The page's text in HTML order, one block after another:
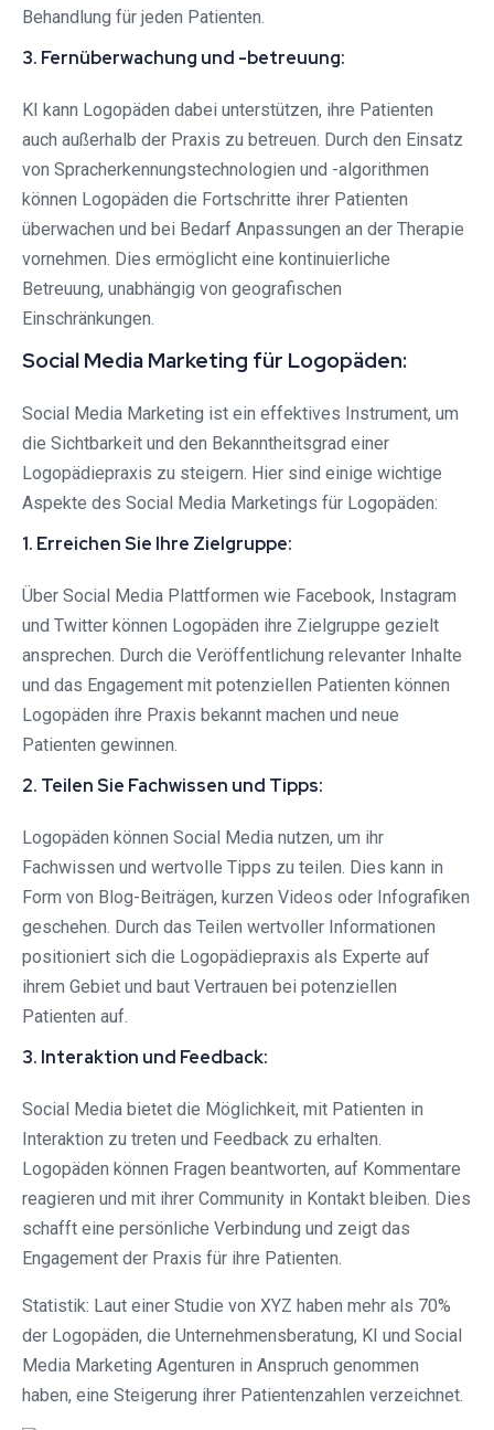
Behandlung für jeden Patienten.
3. Fernüberwachung und -betreuung:
KI kann Logopäden dabei unterstützen, ihre Patienten
auch außerhalb der Praxis zu betreuen. Durch den Einsatz
von Spracherkennungstechnologien und -algorithmen
können Logopäden die Fortschritte ihrer Patienten
überwachen und bei Bedarf Anpassungen an der Therapie
vornehmen. Dies ermöglicht eine kontinuierliche
Betreuung, unabhängig von geografischen
Einschränkungen.
Social Media Marketing für Logopäden:
Social Media Marketing ist ein effektives Instrument, um
die Sichtbarkeit und den Bekanntheitsgrad einer
Logopädiepraxis zu steigern. Hier sind einige wichtige
Aspekte des Social Media Marketings für Logopäden:
1. Erreichen Sie Ihre Zielgruppe:
Über Social Media Plattformen wie Facebook, Instagram
und Twitter können Logopäden ihre Zielgruppe gezielt
ansprechen. Durch die Veröffentlichung relevanter Inhalte
und das Engagement mit potenziellen Patienten können
Logopäden ihre Praxis bekannt machen und neue
Patienten gewinnen.
2. Teilen Sie Fachwissen und Tipps:
Logopäden können Social Media nutzen, um ihr
Fachwissen und wertvolle Tipps zu teilen. Dies kann in
Form von Blog-Beiträgen, kurzen Videos oder Infografiken
geschehen. Durch das Teilen wertvoller Informationen
positioniert sich die Logopädiepraxis als Experte auf
ihrem Gebiet und baut Vertrauen bei potenziellen
Patienten auf.
3. Interaktion und Feedback:
Social Media bietet die Möglichkeit, mit Patienten in
Interaktion zu treten und Feedback zu erhalten.
Logopäden können Fragen beantworten, auf Kommentare
reagieren und mit ihrer Community in Kontakt bleiben. Dies
schafft eine persönliche Verbindung und zeigt das
Engagement der Praxis für ihre Patienten.
Statistik: Laut einer Studie von XYZ haben mehr als 70%
der Logopäden, die Unternehmensberatung, KI und Social
Media Marketing Agenturen in Anspruch genommen
haben, eine Steigerung ihrer Patientenzahlen verzeichnet.